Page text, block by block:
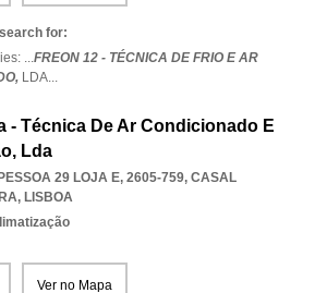
for:
...FREON 12 - TÉCNICA DE FRIO E AR
LDA...
- Técnica De Ar Condicionado E
Lda
29 LOJA E, 2605-759, CASAL
, LISBOA
Ver no Mapa